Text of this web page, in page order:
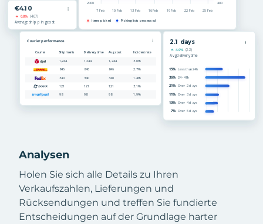
Analysen
Holen Sie sich alle Details zu Ihren
Verkaufszahlen, Lieferungen und
Rücksendungen und treffen Sie fundierte
Entscheidungen auf der Grundlage harter